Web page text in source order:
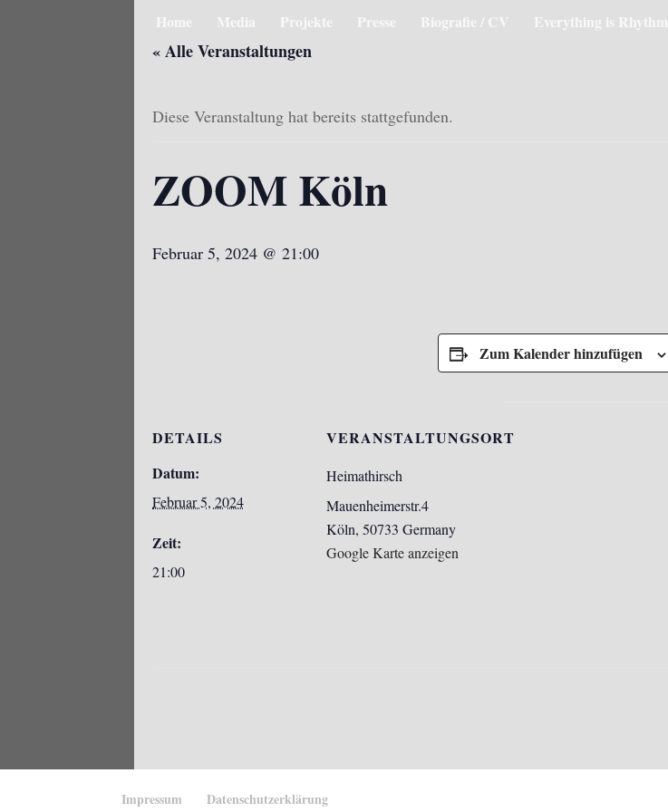
Home Media Projekte Presse Biografie / CV Everything is Rhythm
« Alle Veranstaltungen
Diese Veranstaltung hat bereits stattgefunden.
ZOOM Köln
Februar 5, 2024 @ 21:00
Zum Kalender hinzufügen
DETAILS
Datum:
Februar 5, 2024
Zeit:
21:00
VERANSTALTUNGSORT
Heimathirsch
Mauenheimerstr.4
Köln, 50733 Germany
Google Karte anzeigen
Impressum Datenschutzerklärung